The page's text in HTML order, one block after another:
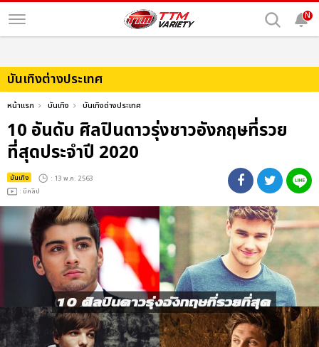
N
บันเทิงต่างประเทศ
หน้าแรก บันเทิง บันเทิงต่างประเทศ
10 อันดับ ศิลปินดาวรุ่งชาวอังกฤษที่รวย
ที่สุดประจำปี 2020
บันเทิง : 13 พ.ค. 2563
: มีคลิป